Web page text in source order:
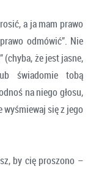
a ja mam prawo
odmówić”. Nie
(chyba, że jest jasne,
świadomie tobą
na niego głosu,
wyśmiewaj się z jego
by cię proszono –